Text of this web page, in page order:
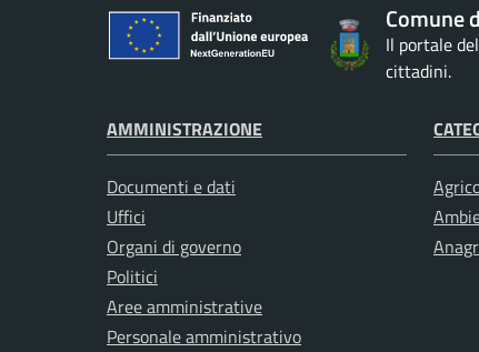
Comune
Il portale
cittadini.
AMMINISTRAZIONE
Documenti e dati
Uffici
Organi di governo
Politici
Aree amministrative
Personale amministrativo